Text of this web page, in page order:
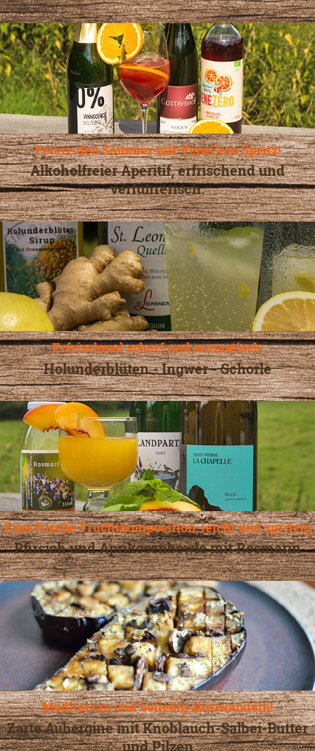
Feiere den Sommer mit VeneZero Spritz!
Alkoholfreier Aperitif, erfrischend und
verführerisch.
Erfrischend scharf und aromatisch:
Holunderblüten - Ingwer - Schorle
Eine frische Fruchtkomposition, leicht und spritzig
Pfirsich und Aprikosenbowle mit Rosmarin
Mediterran und beliebig abzuwandeln!
Zarte Aubergine mit Knoblauch-Salbei-Butter
und Pilzen